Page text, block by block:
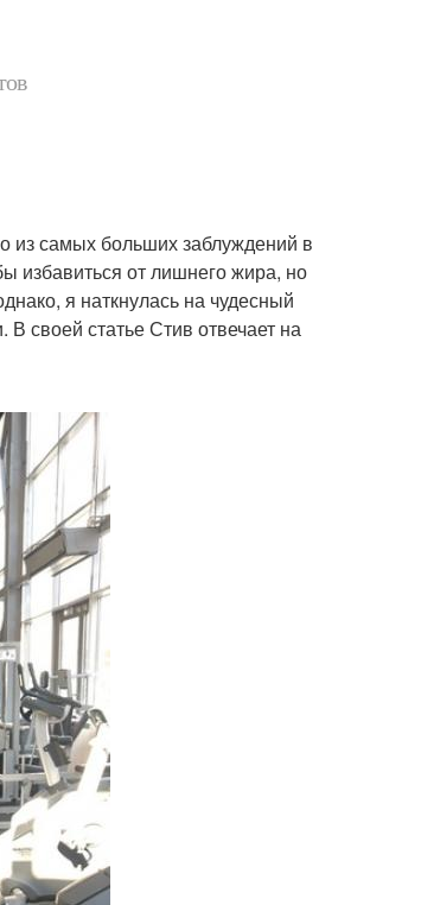
из самых больших заблуждений в
избавиться от лишнего жира, но
я наткнулась на чудесный
своей статье Стив отвечает на